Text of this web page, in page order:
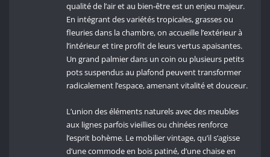
qualité de l’air et au bien-être est un enjeu majeur.
En intégrant des variétés tropicales, grasses ou
fleuries dans la chambre, on accueille l’extérieur à
l’intérieur et tire profit de leurs vertus apaisantes.
Un grand palmier dans un coin ou plusieurs petits
pots suspendus au plafond peuvent transformer
radicalement l’espace, amenant vitalité et douceur.
L’union des éléments naturels avec des meubles
aux lignes parfois vieillies ou chinées renforce
l’esprit bohème. Le mobilier vintage, qu’il s’agisse
d’une commode en bois patiné, d’une chaise en